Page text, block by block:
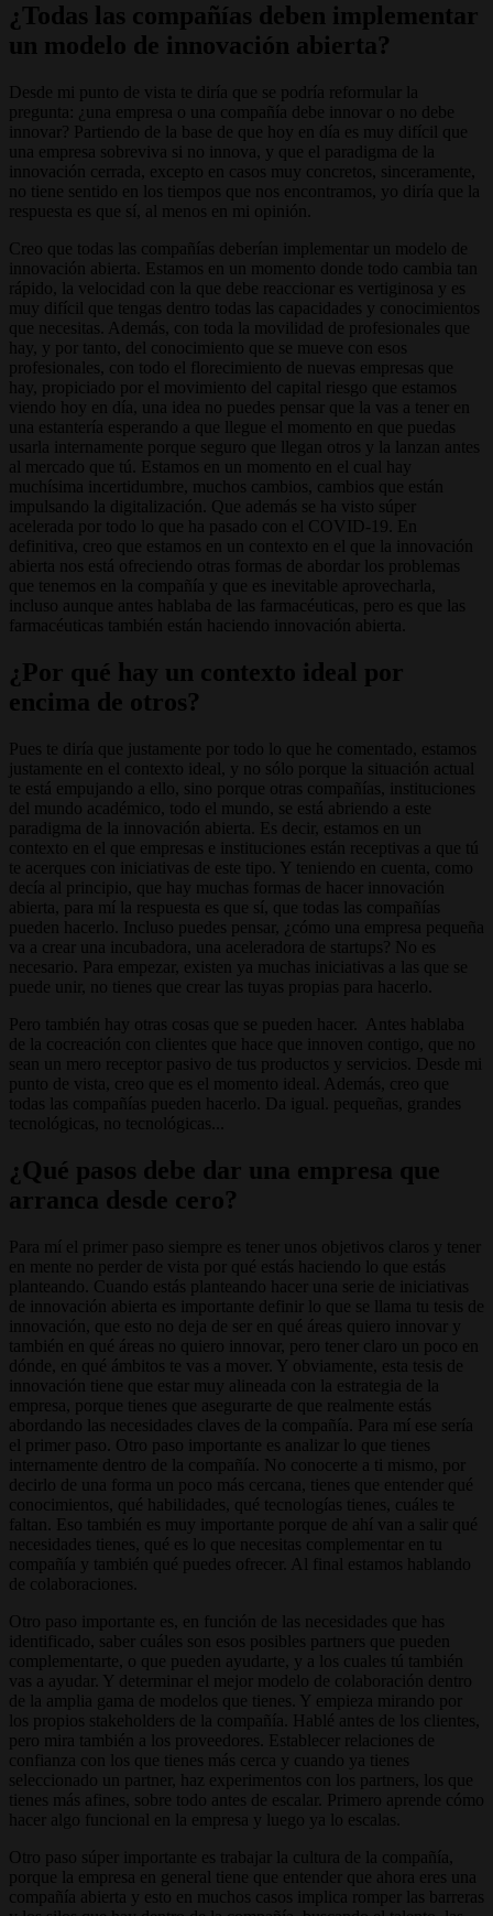
¿Todas las compañías deben implementar
un modelo de innovación abierta?
Desde mi punto de vista te diría que se podría reformular la
pregunta: ¿una empresa o una compañía debe innovar o no debe
innovar? Partiendo de la base de que hoy en día es muy difícil que
una empresa sobreviva si no innova, y que el paradigma de la
innovación cerrada, excepto en casos muy concretos, sinceramente,
no tiene sentido en los tiempos que nos encontramos, yo diría que la
respuesta es que sí, al menos en mi opinión.
Creo que todas las compañías deberían implementar un modelo de
innovación abierta. Estamos en un momento donde todo cambia tan
rápido, la velocidad con la que debe reaccionar es vertiginosa y es
muy difícil que tengas dentro todas las capacidades y conocimientos
que necesitas. Además, con toda la movilidad de profesionales que
hay, y por tanto, del conocimiento que se mueve con esos
profesionales, con todo el florecimiento de nuevas empresas que
hay, propiciado por el movimiento del capital riesgo que estamos
viendo hoy en día, una idea no puedes pensar que la vas a tener en
una estantería esperando a que llegue el momento en que puedas
usarla internamente porque seguro que llegan otros y la lanzan antes
al mercado que tú. Estamos en un momento en el cual hay
muchísima incertidumbre, muchos cambios, cambios que están
impulsando la digitalización. Que además se ha visto súper
acelerada por todo lo que ha pasado con el COVID-19. En
definitiva, creo que estamos en un contexto en el que la innovación
abierta nos está ofreciendo otras formas de abordar los problemas
que tenemos en la compañía y que es inevitable aprovecharla,
incluso aunque antes hablaba de las farmacéuticas, pero es que las
farmacéuticas también están haciendo innovación abierta.
¿Por qué hay un contexto ideal por
encima de otros?
Pues te diría que justamente por todo lo que he comentado, estamos
justamente en el contexto ideal, y no sólo porque la situación actual
te está empujando a ello, sino
porque otras compañías, instituciones
del mundo académico, todo el mundo, se está abriendo a este
paradigma de la innovación abierta. Es decir, estamos en un
contexto en el que empresas e instituciones están receptivas a que tú
te acerques con iniciativas de este tipo. Y teniendo en cuenta, como
decía al principio, que hay muchas formas de hacer innovación
abierta, para mí la respuesta es que sí, que todas las compañías
pueden hacerlo. Incluso puedes pensar, ¿cómo una empresa pequeña
va a crear una incubadora, una aceleradora de startups? No es
necesario. Para empezar, existen ya muchas iniciativas a las que se
puede unir, no tienes que crear las tuyas propias para hacerlo.
Pero también hay otras cosas que se pueden hacer. Antes hablaba
de la cocreación con clientes que hace que innoven contigo, que no
sean un mero receptor pasivo de tus productos y servicios. Desde mi
punto de vista, creo que es el momento ideal. Además, creo que
todas las compañías pueden hacerlo. Da igual. pequeñas, grandes
tecnológicas, no tecnológicas...
¿Qué pasos debe dar una empresa que
arranca desde cero?
Para mí el primer paso siempre es tener unos objetivos claros y tener
en mente no perder de vista por qué estás haciendo lo que estás
planteando. Cuando estás planteando hacer una serie de iniciativas
de innovación abierta es importante definir lo que se llama tu tesis de
innovación, que esto no deja de ser en qué áreas quiero innovar y
también en qué áreas no quiero innovar, pero tener claro un poco en
dónde, en qué ámbitos te vas a mover. Y obviamente, esta tesis de
innovación tiene que estar muy alineada con la estrategia de la
empresa, porque tienes que asegurarte de que realmente estás
abordando las necesidades claves de la compañía. Para mí ese sería
el primer paso. Otro paso importante es analizar lo que tienes
internamente dentro de la compañía. No conocerte a ti mismo, por
decirlo de una forma un poco más cercana, tienes que entender qué
conocimientos, qué habilidades, qué tecnologías tienes, cuáles te
faltan. Eso también es muy importante porque de ahí van a salir qué
necesidades tienes, qué es lo que necesitas complementar en tu
compañía y también qué puedes ofrecer. Al final estamos hablando
de colaboraciones.
Otro paso importante es, en función de las necesidades que has
identificado, saber cuáles son esos posibles partners que pueden
complementarte, o que pueden ayudarte, y a los cuales tú también
vas a ayudar. Y determinar el mejor modelo de colaboración dentro
de la amplia gama de modelos que tienes. Y empieza mirando por
los propios stakeholders de la compañía. Hablé antes de los clientes,
pero mira también a los proveedores. Establecer relaciones de
confianza con los que tienes más cerca y cuando ya tienes
seleccionado un partner, haz experimentos con los partners, los que
tienes más afines, sobre todo antes de escalar. Primero aprende cómo
hacer algo funcional en la empresa y luego ya lo escalas.
Otro paso súper importante es trabajar la cultura de la compañía,
porque la empresa en general tiene que entender que ahora eres una
compañía abierta y esto en muchos casos implica romper las barreras